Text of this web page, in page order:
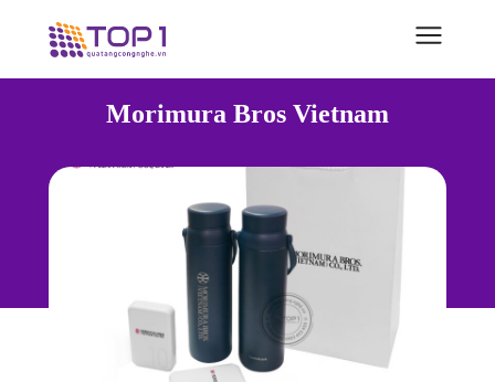
Morimura Bros Vietnam